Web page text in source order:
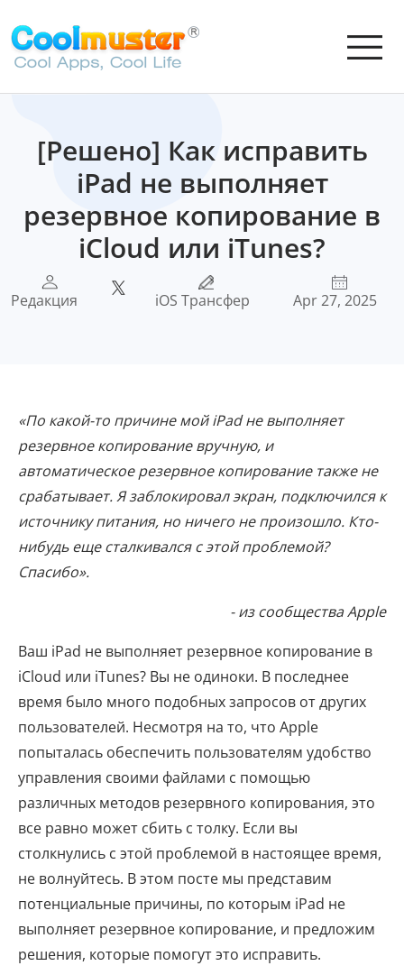
[Решено] Как исправить
iPad не выполняет
резервное копирование в
iCloud или iTunes?
Редакция iOS Трансфер Apr 27, 2025
«По какой-то причине мой iPad не выполняет
резервное копирование вручную, и
автоматическое резервное копирование также не
срабатывает. Я заблокировал экран, подключился к
источнику питания, но ничего не произошло. Кто-
нибудь еще сталкивался с этой проблемой?
Спасибо».
- из сообщества Apple
Ваш iPad не выполняет резервное копирование в
iCloud или iTunes? Вы не одиноки. В последнее
время было много подобных запросов от других
пользователей. Несмотря на то, что Apple
попыталась обеспечить пользователям удобство
управления своими файлами с помощью
различных методов резервного копирования, это
все равно может сбить с толку. Если вы
столкнулись с этой проблемой в настоящее время,
не волнуйтесь. В этом посте мы представим
потенциальные причины, по которым iPad не
выполняет резервное копирование, и предложим
решения, которые помогут это исправить.